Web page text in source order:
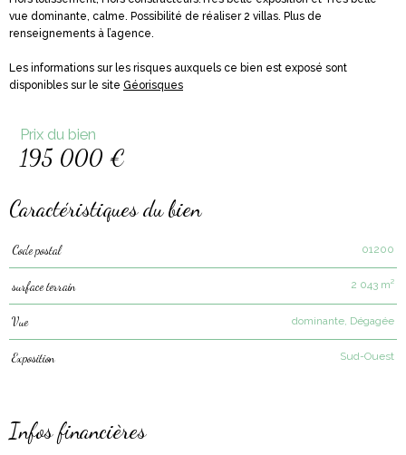
vue dominante, calme. Possibilité de réaliser 2 villas. Plus de
renseignements à l’agence.
Les informations sur les risques auxquels ce bien est exposé sont
disponibles sur le site Géorisques
Prix du bien
195 000 €
Caractéristiques du bien
Caractéristiques
Code postal 01200
surface terrain 2 043 m²
Vue dominante, Dégagée
Exposition Sud-Ouest
Infos financières